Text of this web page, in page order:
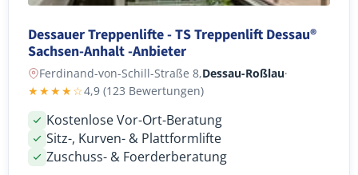
Dessauer Treppenlifte - TS Treppenlift Dessau®
Sachsen-Anhalt -Anbieter
Ferdinand-von-Schill-Straße 8,Dessau-Roßlau·
★★★★☆4,9 (123 Bewertungen)
Kostenlose Vor-Ort-Beratung
Sitz-, Kurven- & Plattformlifte
Zuschuss- & Foerderberatung